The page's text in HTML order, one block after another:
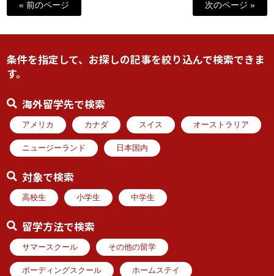
« 前のページ 次のページ »
条件を指定して、お探しの記事を絞り込んで検索できま
す。
海外留学先で検索
アメリカ カナダ スイス オーストラリア
ニュージーランド 日本国内
対象で検索
高校生 小学生 中学生
留学方法で検索
サマースクール その他の留学
ボーディングスクール ホームステイ